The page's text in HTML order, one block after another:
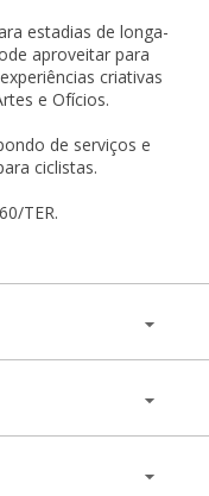
estadias de longa-
aproveitar para
criativas
e Ofícios.
de serviços e
ciclistas.
TER.